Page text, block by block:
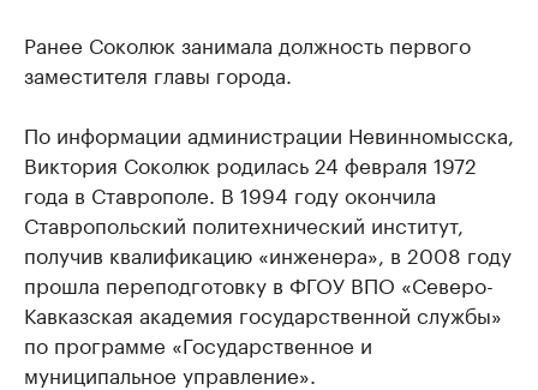
Ранее Соколюк занимала должность первого
заместителя главы города.
По информации администрации Невинномысска,
Виктория Соколюк родилась 24 февраля 1972
года в Ставрополе. В 1994 году окончила
Ставропольский политехнический институт,
получив квалификацию «инженера», в 2008 году
прошла переподготовку в ФГОУ ВПО «Северо-
Кавказская академия государственной службы»
по программе «Государственное и
муниципальное управление».